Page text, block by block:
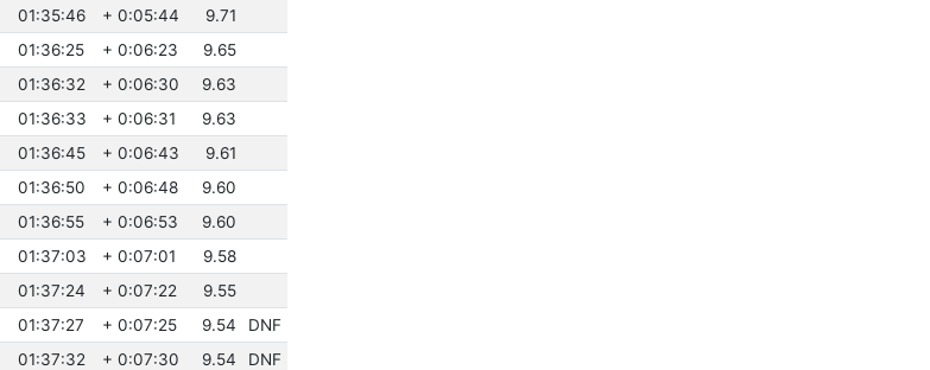
01:35:46 + 0:05:44
9.71
01:36:25 + 0:06:23
9.65
01:36:32 + 0:06:30
9.63
01:36:33 + 0:06:31
9.63
01:36:45 + 0:06:43
9.61
01:36:50 + 0:06:48
9.60
01:36:55 + 0:06:53
9.60
01:37:03 + 0:07:01
9.58
01:37:24 + 0:07:22
9.55
01:37:27 + 0:07:25 9.54
DNF
01:37:32 + 0:07:30 9.54
DNF